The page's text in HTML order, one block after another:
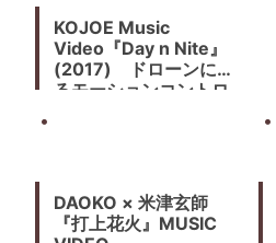
KOJOE Music
Video『Day n Nite』
(2017) ドローンによ
るモーションコントロ
DAOKO × 米津玄師
『打上花火』MUSIC